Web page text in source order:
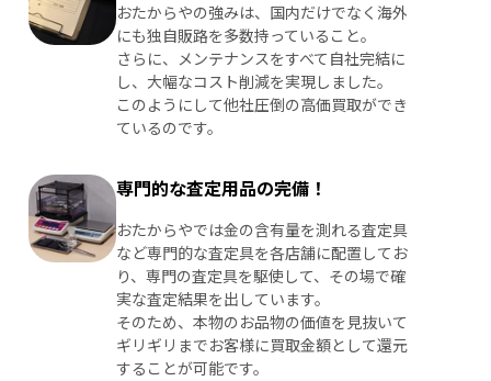
おたからやの強みは、国内だけでなく海外
にも独自販路を多数持っていること。
さらに、メンテナンスをすべて自社完結に
し、大幅なコスト削減を実現しました。
このようにして他社圧倒の高価買取ができ
ているのです。
専門的な査定用品の完備！
おたからやでは金の含有量を測れる査定具
など専門的な査定具を各店舗に配置してお
り、専門の査定具を駆使して、その場で確
実な査定結果を出しています。
そのため、本物のお品物の価値を見抜いて
ギリギリまでお客様に買取金額として還元
することが可能です。